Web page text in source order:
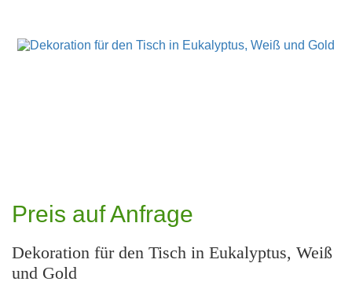
Preis auf Anfrage
Dekoration für den Tisch in Eukalyptus, Weiß
und Gold